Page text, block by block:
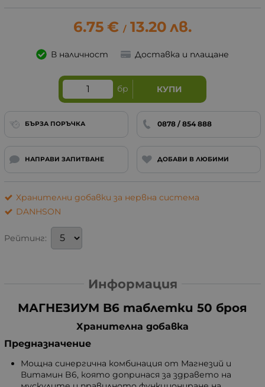
6.75 € / 13.20 лв.
В наличност Доставка и плащане
бр КУПИ
БЪРЗА ПОРЪЧКА 0878 / 854 888
НАПРАВИ ЗАПИТВАНЕ ДОБАВИ В ЛЮБИМИ
Хранителни добавки за нервна система
DANHSON
Рейтинг:
Информация
МАГНЕЗИУМ B6 таблетки 50 броя
Хранителна добавка
Предназначение
Мощна синергична комбинация от Магнезий и
Витамин B6, която допринася за здравето на